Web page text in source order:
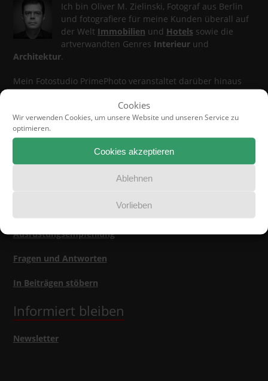
Cookies
Wir verwenden Cookies, um unsere Website und unseren Service zu
optimieren.
Cookies akzeptieren
Ablehnen
Vorlieben
Ich bin Oliver M. Zielinski, Fotograf aus Berlin
und fotografiere für meine Kunden überall auf
der Welt Immobilien und Hotels sowie die
artverwandten Genres Interieurund
Architektur.
Mein Fotostudio PrimePhoto veranstaltet darüber hinaus
Foto-Workshops für Immobilienprofis.
Jetzt lesen
Ausrüstungsempfehlung
Fragen und Antworten
In Beiträgen stöbern
Informiert bleiben
Newsletter